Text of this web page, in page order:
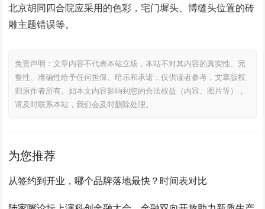
北京胡同四合院应采用的色彩，宅门墀头、博缝头位置的砖
雕主题错误等。
免责声明：文章内容不代表本站立场，本站不对其内容的真实性、完
整性、准确性给予任何担保、暗示和承诺，仅供读者参考，文章版权
归原作者所有。如本文内容影响到您的合法权益（内容、图片等），
请及时联系本站，我们会及时删除处理。
为您推荐
从签约到开业，哪个品牌落地最快？时间表对比